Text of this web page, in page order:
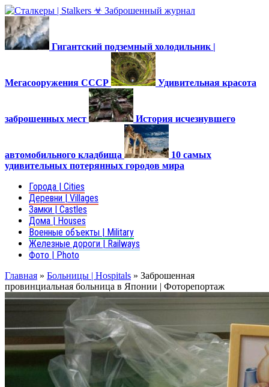
Гигантский подземный холодильник |
Мегасооружения СССР Удивительная красота
заброшенных мест История исчезнувшего
автомобильного кладбища
10 самых
удивительных потерянных городов мира
Города | Cities
Деревни | Villages
Замки | Castles
Дома | Houses
Военные объекты | Military
Железные дороги | Railways
Фото | Photo
Главная » Больницы | Hospitals » Заброшенная
провинциальная больница в Японии | Фоторепортаж